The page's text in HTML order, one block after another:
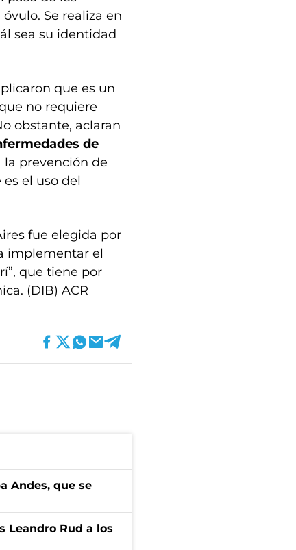
Se realiza en
sea su identidad
que es un
no requiere
obstante, aclaran
de
la prevención de
el uso del
fue elegida por
implementar el
que tiene por
(DIB) ACR
Andes, que se
Leandro Rud a los